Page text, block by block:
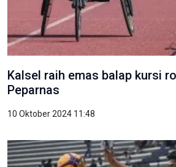
Kalsel raih emas balap kursi
Peparnas
10 Oktober 2024 11:48